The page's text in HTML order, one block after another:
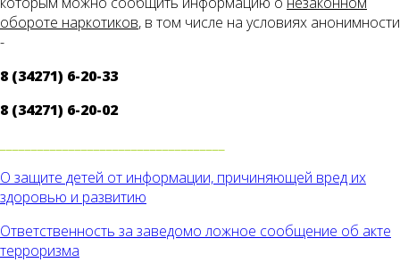
обороте наркотиков, в том числе на условиях анонимности
-
8 (34271) 6-20-33
8 (34271) 6-20-02
О защите детей от информации, причиняющей вред их
здоровью и развитию
Ответственность за заведомо ложное сообщение об акте
терроризма